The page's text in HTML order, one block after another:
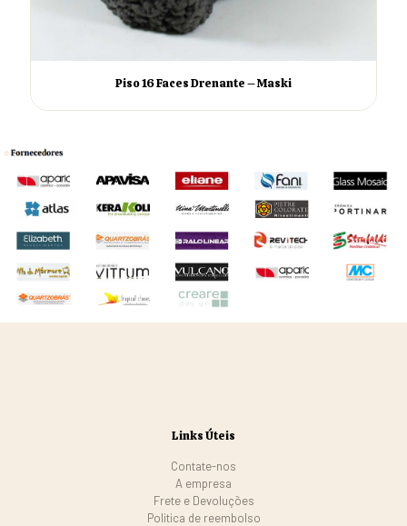
Piso 16 Faces Drenante – Maski
Links Úteis
Contate-nos
A empresa
Frete e Devoluções
Politica de reembolso